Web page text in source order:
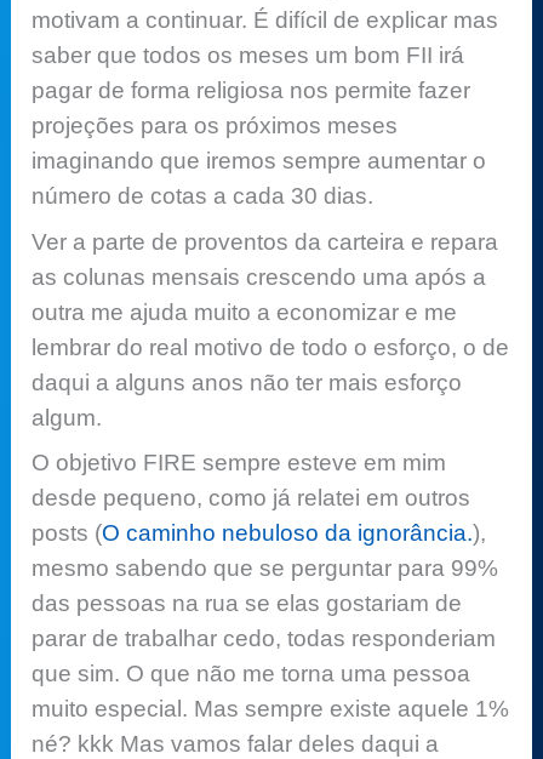
motivam a continuar. É difícil de explicar mas
saber que todos os meses um bom FII irá
pagar de forma religiosa nos permite fazer
projeções para os próximos meses
imaginando que iremos sempre aumentar o
número de cotas a cada 30 dias.
Ver a parte de proventos da carteira e repara
as colunas mensais crescendo uma após a
outra me ajuda muito a economizar e me
lembrar do real motivo de todo o esforço, o de
daqui a alguns anos não ter mais esforço
algum.
O objetivo FIRE sempre esteve em mim
desde pequeno, como já relatei em outros
posts (O caminho nebuloso da ignorância.),
mesmo sabendo que se perguntar para 99%
das pessoas na rua se elas gostariam de
parar de trabalhar cedo, todas responderiam
que sim. O que não me torna uma pessoa
muito especial. Mas sempre existe aquele 1%
né? kkk Mas vamos falar deles daqui a